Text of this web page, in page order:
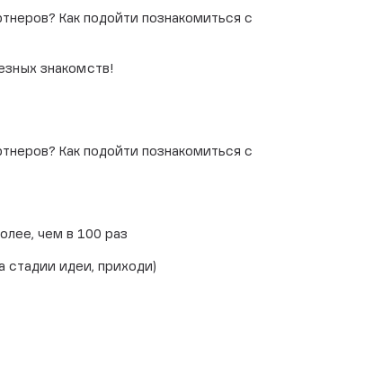
Как подойти познакомиться с
знакомств!
Как подойти познакомиться с
чем в 100 раз
стадии идеи, приходи)